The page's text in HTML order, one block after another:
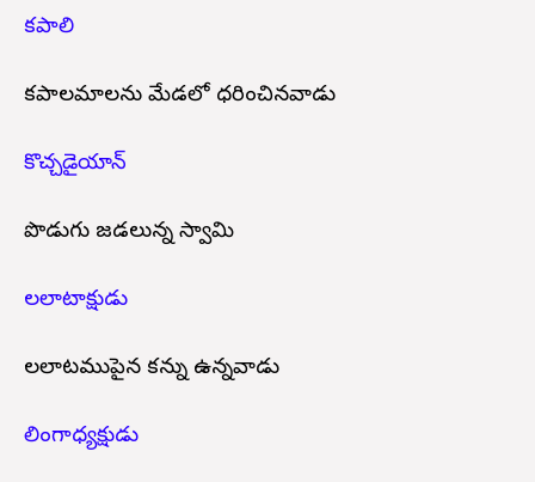
కపాలి
కపాలమాలను మేడలో ధరించినవాడు
కొచ్చడైయాన్
పొడుగు జడలున్న స్వామి
లలాటాక్షుడు
లలాటముపైన కన్ను ఉన్నవాడు
లింగాధ్యక్షుడు